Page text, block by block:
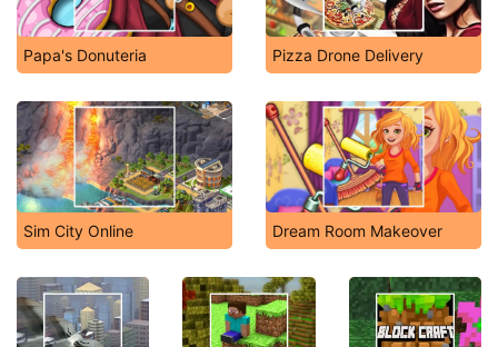
Papa's Donuteria Pizza Drone Delivery
Sim City Online Dream Room Makeover